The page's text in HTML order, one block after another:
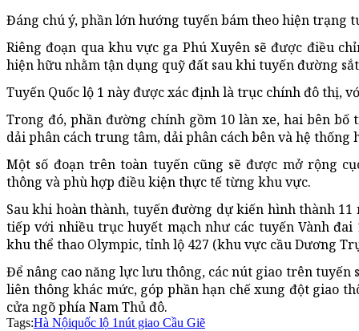
Đáng chú ý, phần lớn hướng tuyến bám theo hiện trạng
Riêng đoạn qua khu vực ga Phú Xuyên sẽ được điều
hiện hữu nhằm tận dụng quỹ đất sau khi tuyến đường
Tuyến Quốc lộ 1 này được xác định là trục chính đô thị,
Trong đó, phần đường chính gồm 10 làn xe, hai bên
dải phân cách trung tâm, dải phân cách bên và hệ thống
Một số đoạn trên toàn tuyến cũng sẽ được mở rộng
thông và phù hợp điều kiện thực tế từng khu vực.
Sau khi hoàn thành, tuyến đường dự kiến hình thành
tiếp với nhiều trục huyết mạch như các tuyến Vành đai
khu thể thao Olympic, tỉnh lộ 427 (khu vực cầu Dương
Để nâng cao năng lực lưu thông, các nút giao trên
liên thông khác mức, góp phần hạn chế xung đột giao
cửa ngõ phía Nam Thủ đô.
Tags:Hà Nộiquốc lộ 1nút giao Cầu Giẽ